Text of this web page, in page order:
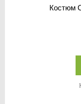
Костюм